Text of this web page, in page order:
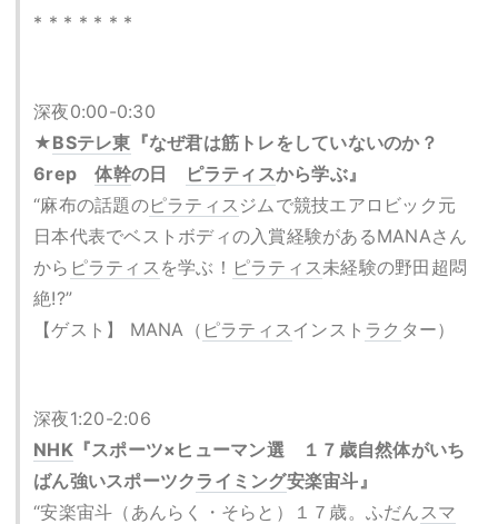
* * * * * * *
深夜0:00-0:30
★BSテレ東 『なぜ君は筋トレをしていないのか？
6rep体幹の日 ピラティスから学ぶ』
“麻布の話題のピラティス ジムで競技エアロビック元
日本代表でベストボディの入賞経験があるMANAさん
から ピラティス を学ぶ！ ピラティス未経験の野田超悶
絶!?”
【ゲスト】 MANA（ ピラティスインスト ラク ター）
深夜1:20-2:06
NHK『スポーツ×ヒューマン選 １７歳自然体がいち
ばん強いスポーツクライミング安楽宙斗』
“安楽宙斗（あんらく・そらと）１７歳。ふだんスマ